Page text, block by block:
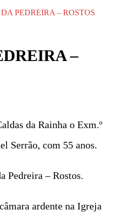
PEDREIRA – ROSTOS
–
da Rainha o Exm.º
Serrão, com 55 anos.
Pedreira – Rostos.
ardente na Igreja